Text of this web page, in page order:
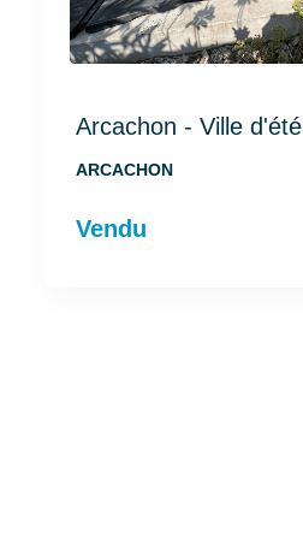
Arcachon - Ville d'été
ARCACHON
Vendu